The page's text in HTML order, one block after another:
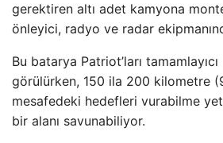
gerektiren altı adet kamyona
önleyici, radyo ve radar
Bu batarya Patriot’ları
görülürken, 150 ila 200 kilometre
mesafedeki hedefleri vurabilme
bir alanı savunabiliyor.